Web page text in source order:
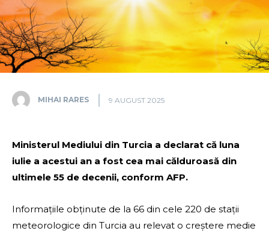
MIHAI RARES 9 AUGUST 2025
Ministerul Mediului din Turcia a declarat că luna
iulie a acestui an a fost cea mai călduroasă din
ultimele 55 de decenii, conform AFP.
Informațiile obținute de la 66 din cele 220 de stații
meteorologice din Turcia au relevat o creștere medie